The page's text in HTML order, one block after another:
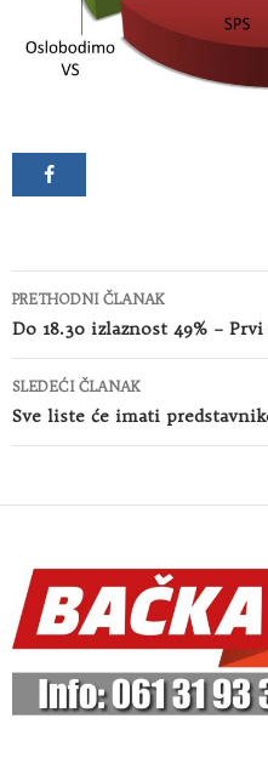
Kretanje
članaka
PRETHODNI ČLANAK
Do 18.30 izlaznost 49% –
SLEDEĆI ČLANAK
Sve liste će imati